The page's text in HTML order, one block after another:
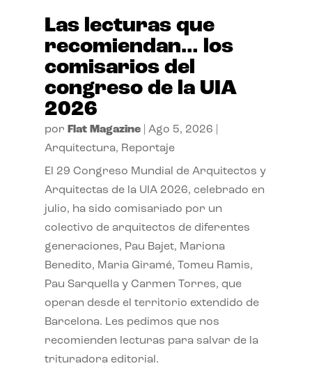
Las lecturas que
recomiendan… los
comisarios del
congreso de la UIA
2026
por Flat Magazine| Ago 5, 2026
Arquitectura, Reportaje
El 29 Congreso Mundial de Arquitectos y
Arquitectas de la UIA 2026, celebrado en
julio, ha sido comisariado por un
colectivo de arquitectos de diferentes
generaciones, Pau Bajet, Mariona
Benedito, Maria Giramé, Tomeu Ramis,
Pau Sarquella y Carmen Torres, que
operan desde el territorio extendido de
Barcelona. Les pedimos que nos
recomienden lecturas para salvar de la
trituradora editorial.